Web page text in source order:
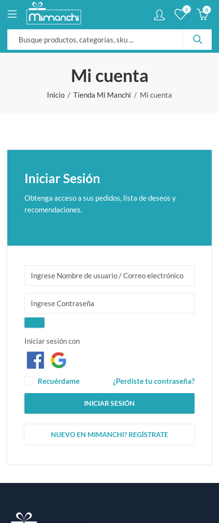
0 0
Mi cuenta
Inicio Tienda Mi Manchi Mi cuenta
Iniciar Sesión
Obtenga acceso a sus pedidos, lista de deseos y
recomendaciones.
Iniciar sesión con
Recuérdame ¿Perdiste tu contraseña?
INICIAR SESIÓN
NUEVO EN MIMANCHI? REGÍSTRATE